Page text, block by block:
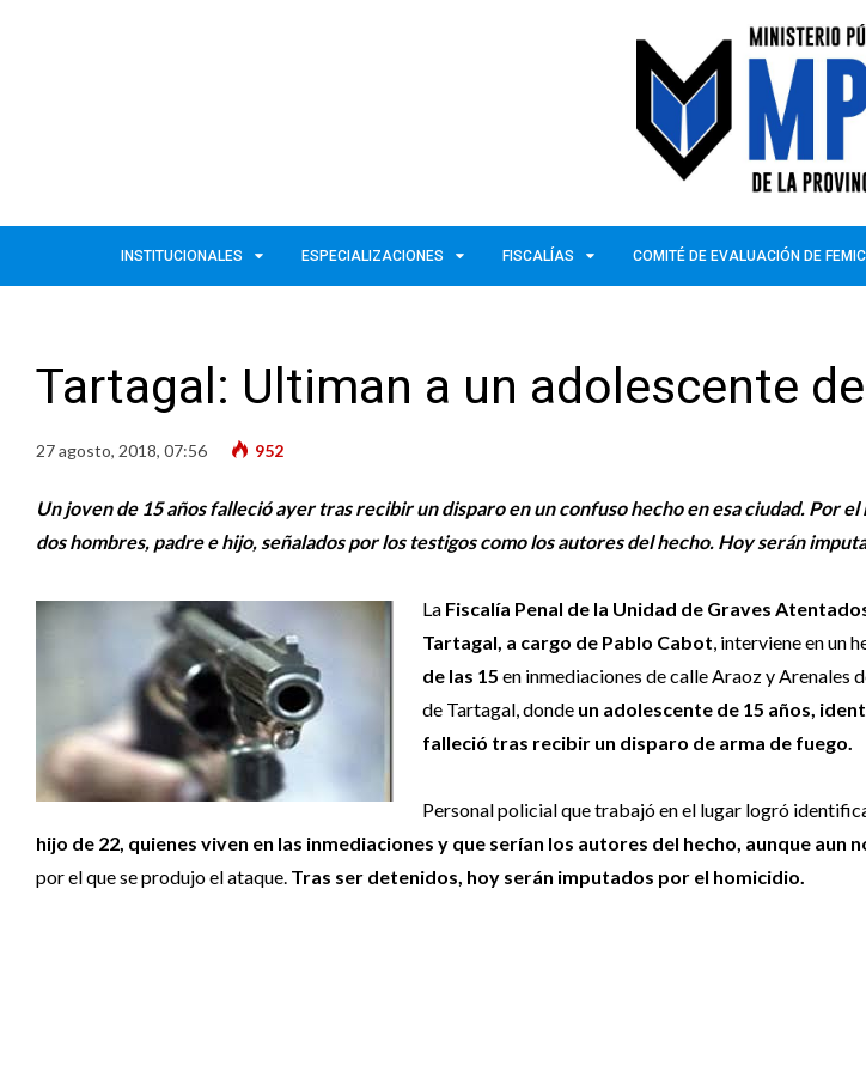
INSTITUCIONALES ESPECIALIZACIONES FISCALÍAS COMITÉ DE EVALUACIÓN DE
Tartagal: Ultiman a un adolescente
27 agosto, 2018, 07:56 952
Un joven de 15 años falleció ayer tras recibir un disparo en un confuso hecho en esa ciudad. Por
dos hombres, padre e hijo, señalados por los testigos como los autores del hecho. Hoy serán
La Fiscalía Penal de la Unidad de Graves
Tartagal, a cargo de Pablo Cabot , interviene en un
de las 15 en inmediaciones de calle Araoz y Arenales
de Tartagal, donde un adolescente de 15 años,
falleció tras recibir un disparo de arma de fuego.
Personal policial que trabajó en el lugar logró
hijo de 22, quienes viven en las inmediaciones y que serían los autores del hecho, aunque aun
por el que se produjo el ataque. Tras ser detenidos, hoy serán imputados por el homicidio.